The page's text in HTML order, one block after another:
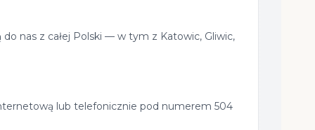
nas z całej Polski — w tym z Katowic, Gliwic,
lub telefonicznie pod numerem 504